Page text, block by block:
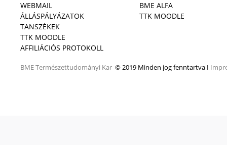
WEBMAIL
ÁLLÁSPÁLYÁZATOK
TANSZÉKEK
TTK MOODLE
AFFILIÁCIÓS PROTOKOLL
BMETermészettudományi Kar © 2019 Minden jog fenntartva I
BME ALFA
TTK MOODLE